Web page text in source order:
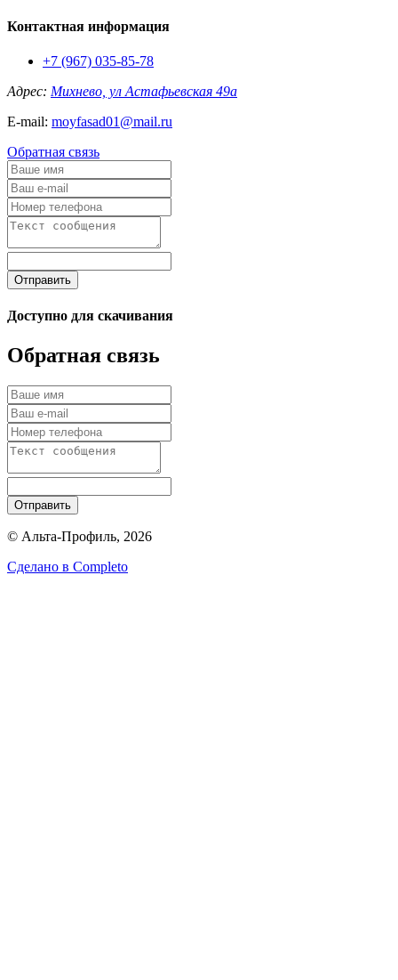
Контактная информация
+7 (967) 035-85-78
Адрес: Михнево, ул Астафьевская 49а
E-mail: moyfasad01@mail.ru
Обратная связь
Отправить
Доступно для скачивания
Обратная связь
Отправить
© Альта-Профиль, 2026
Сделано в Completo